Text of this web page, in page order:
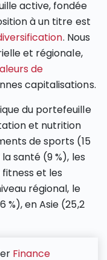
active, fondée
à un titre est
. Nous
et régionale,
de
capitalisations.
du portefeuille
et nutrition
de sports (15
santé (9 %), les
et les
régional, le
%), en Asie (25,2
Finance